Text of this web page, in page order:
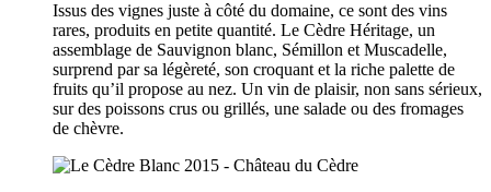
Issus des vignes juste à côté du domaine, ce sont des vins
rares, produits en petite quantité. Le Cèdre Héritage, un
assemblage de Sauvignon blanc, Sémillon et Muscadelle,
surprend par sa légèreté, son croquant et la riche palette de
fruits qu’il propose au nez. Un vin de plaisir, non sans sérieux,
sur des poissons crus ou grillés, une salade ou des fromages
de chèvre.